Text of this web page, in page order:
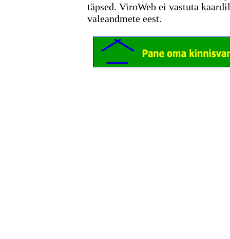
täpsed. ViroWeb ei vastuta
valeandmete eest.